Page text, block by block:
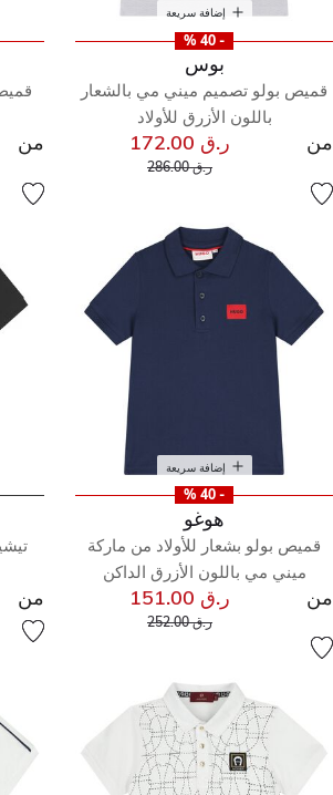
إضافة سريعة
- 40 %
بوس
قميص بولو تصميم ميني مي بالشعار
باللون الأزرق للأولاد
من ر.ق 172.00
سعر مخفض من
ر.ق 286.00 إلى
من
إضافة سريعة
- 40 %
هوغو
قميص بولو بشعار للأولاد من ماركة
ميني مي باللون الأزرق الداكن
من ر.ق 151.00
سعر مخفض من
ر.ق 252.00 إلى
من